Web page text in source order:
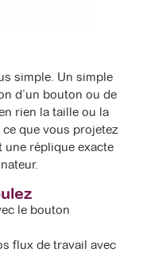
simple. Un simple
d’un bouton ou de
rien la taille ou la
que vous projetez
une réplique exacte
le bouton
flux de travail avec